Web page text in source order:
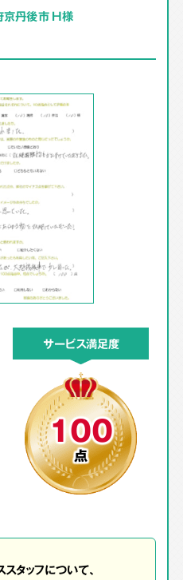
京丹後市 H様
サービス満足度
100
点
タッフについて、